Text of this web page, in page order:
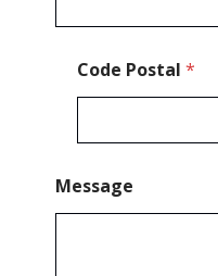
Code Postal *
Message